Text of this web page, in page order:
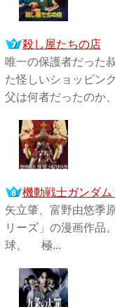
殺し屋たちの店
唯一の保護者だった
た怪しいショッピン
父は何者だったのか
機動戦士ガンダ
矢立肇、富野由悠季
リーズ」の漫画作品
球。 極...